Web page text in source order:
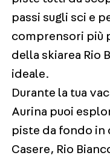
passi sugli sci e
comprensori più
della skiarea Rio
ideale.
Durante la tua
Aurina puoi
piste da fondo in
Casere, Rio